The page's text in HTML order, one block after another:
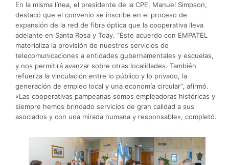
En la misma línea, el presidente de la CPE, Manuel Simpson,
destacó que el convenio se inscribe en el proceso de
expansión de la red de fibra óptica que la cooperativa lleva
adelante en Santa Rosa y Toay. “Este acuerdo con EMPATEL
materializa la provisión de nuestros servicios de
telecomunicaciones a entidades gubernamentales y escuelas,
y nos permitirá avanzar sobre otras localidades. También
refuerza la vinculación entre lo público y lo privado, la
generación de empleo local y una economía circular”, afirmó.
«Las cooperativas pampeanas somos empleadoras históricas y
siempre hemos brindado servicios de gran calidad a sus
asociados y con una mirada humana y responsable», completó.